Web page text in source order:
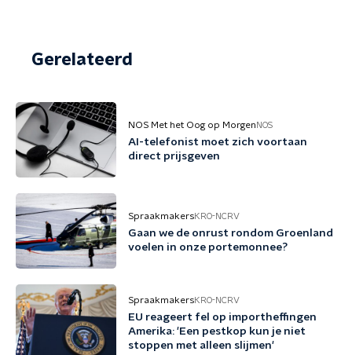
Gerelateerd
NOS Met het Oog op Morgen NOS
AI-telefonist moet zich voortaan
direct prijsgeven
SpraakmakersKRO-NCRV
Gaan we de onrust rondom Groenland
voelen in onze portemonnee?
SpraakmakersKRO-NCRV
EU reageert fel op importheffingen
Amerika: 'Een pestkop kun je niet
stoppen met alleen slijmen'